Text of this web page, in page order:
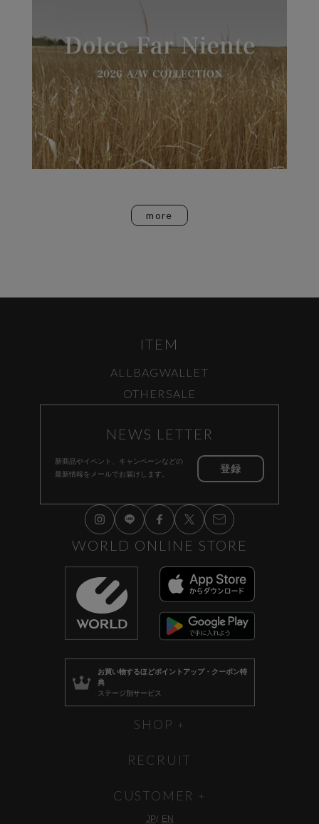
more
ITEM
ALL BAGWALLET
OTHER SALE
NEWS LETTER
新商品やイベント、キャンペーンなどの
最新情報をメールでお届けします。
登録
WORLD ONLINE STORE
お買い物するほどポイントアップ・クーポン特
典
ステージ別サービス
SHOP
RECRUIT
CUSTOMER
JP EN